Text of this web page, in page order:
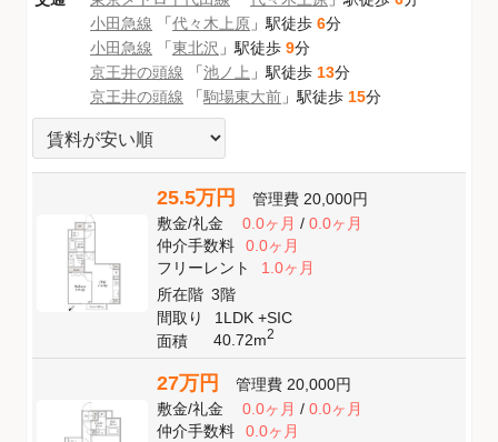
小田急線 「代々木上原 」駅徒歩 6分
小田急線 「東北沢 」駅徒歩 9分
京王井の頭線 「池ノ上 」駅徒歩 13分
京王井の頭線 「駒場東大前 」駅徒歩 15分
25.5万円 管理費 20,000円
敷金/礼金 0.0ヶ月/ 0.0ヶ月
仲介手数料
0.0ヶ月
フリーレント
1.0ヶ月
所在階 3階
間取り
1LDK +SIC
面積
40.72m2
27万円 管理費 20,000円
敷金/礼金 0.0ヶ月/ 0.0ヶ月
仲介手数料
0.0ヶ月